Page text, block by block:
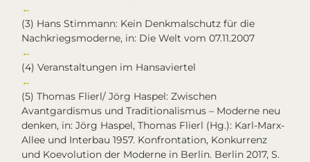
←
(3) Hans Stimmann: Kein Denkmalschutz für die
Nachkriegsmoderne, in: Die Welt vom 07.11.2007
←
(4) Veranstaltungen im Hansaviertel
←
(5) Thomas Flierl/ Jörg Haspel: Zwischen
Avantgardismus und Traditionalismus – Moderne neu
denken, in: Jörg Haspel, Thomas Flierl (Hg.): Karl-Marx-
Allee und Interbau 1957. Konfrontation, Konkurrenz
und Koevolution der Moderne in Berlin. Berlin 2017, S.